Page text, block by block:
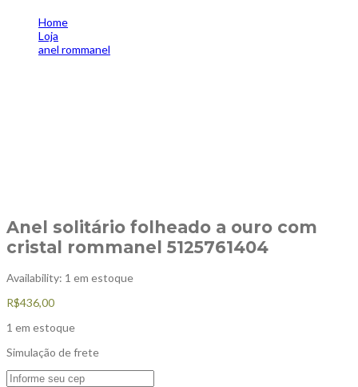
Home
Loja
anel rommanel
Anel solitário folheado a ouro com
cristal rommanel 5125761404
Availability: 1 em estoque
R$436,00
1 em estoque
Simulação de frete